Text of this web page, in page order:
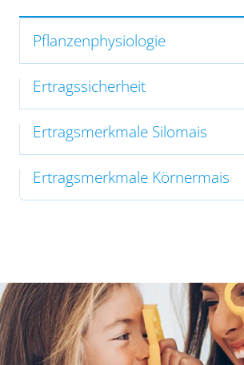
Pflanzenphysiologie
Ertragssicherheit
Ertragsmerkmale Silomais
Ertragsmerkmale Körnermais